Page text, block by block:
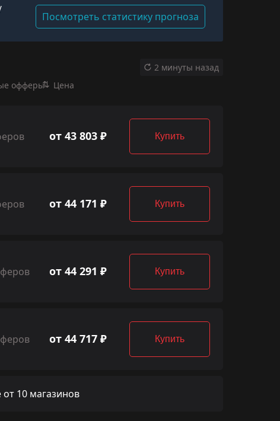
Посмотреть статистику прогноза
2 минуты назад
офферы Цена
от 43 803 ₽ Купить
от 44 171 ₽ Купить
от 44 291 ₽ Купить
от 44 717 ₽ Купить
10 магазинов